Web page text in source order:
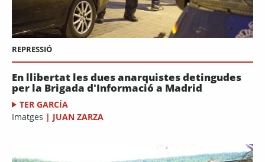
REPRESSIÓ
En llibertat les dues anarquistes detingudes
per la Brigada d'Informació a Madrid
TER GARCÍA
Imatges | JUAN ZARZA